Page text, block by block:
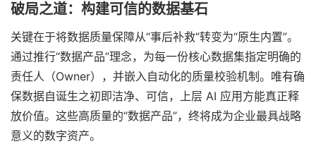
破局之道：构建可信的数据基石
关键在于将数据质量保障从“事后补救”转变为“原生内置”。
通过推行“数据产品”理念，为每一份核心数据集指定明确的
责任人（Owner），并嵌入自动化的质量校验机制。唯有确
保数据自诞生之初即洁净、可信，上层 AI 应用方能真正释
放价值。这些高质量的“数据产品”，终将成为企业最具战略
意义的数字资产。